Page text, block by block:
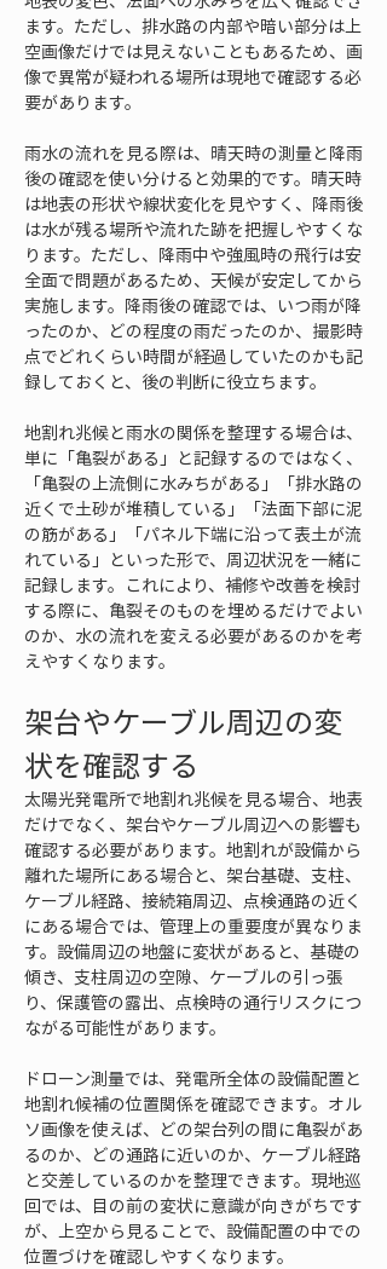
ます。ただし、排水路の内部や暗い部分は上
空画像だけでは見えないこともあるため、画
像で異常が疑われる場所は現地で確認する必
要があります。
雨水の流れを見る際は、晴天時の測量と降雨
後の確認を使い分けると効果的です。晴天時
は地表の形状や線状変化を見やすく、降雨後
は水が残る場所や流れた跡を把握しやすくな
ります。ただし、降雨中や強風時の飛行は安
全面で問題があるため、天候が安定してから
実施します。降雨後の確認では、いつ雨が降
ったのか、どの程度の雨だったのか、撮影時
点でどれくらい時間が経過していたのかも記
録しておくと、後の判断に役立ちます。
地割れ兆候と雨水の関係を整理する場合は、
単に「亀裂がある」と記録するのではなく、
「亀裂の上流側に水みちがある」「排水路の
近くで土砂が堆積している」「法面下部に泥
の筋がある」「パネル下端に沿って表土が流
れている」といった形で、周辺状況を一緒に
記録します。これにより、補修や改善を検討
する際に、亀裂そのものを埋めるだけでよい
のか、水の流れを変える必要があるのかを考
えやすくなります。
架台やケーブル周辺の変
状を確認する
太陽光発電所で地割れ兆候を見る場合、地表
だけでなく、架台やケーブル周辺への影響も
確認する必要があります。地割れが設備から
離れた場所にある場合と、架台基礎、支柱、
ケーブル経路、接続箱周辺、点検通路の近く
にある場合では、管理上の重要度が異なりま
す。設備周辺の地盤に変状があると、基礎の
傾き、支柱周辺の空隙、ケーブルの引っ張
り、保護管の露出、点検時の通行リスクにつ
ながる可能性があります。
ドローン測量では、発電所全体の設備配置と
地割れ候補の位置関係を確認できます。オル
ソ画像を使えば、どの架台列の間に亀裂があ
るのか、どの通路に近いのか、ケーブル経路
と交差しているのかを整理できます。現地巡
回では、目の前の変状に意識が向きがちです
が、上空から見ることで、設備配置の中での
位置づけを確認しやすくなります。